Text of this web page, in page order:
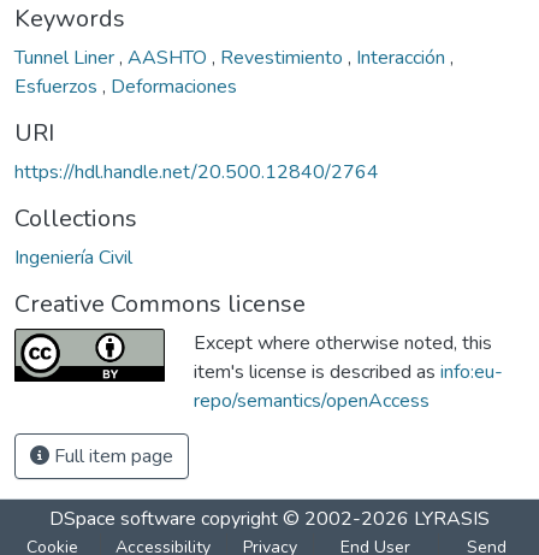
Keywords
Tunnel Liner, AASHTO , Revestimiento , Interacción ,
Esfuerzos , Deformaciones
URI
https://hdl.handle.net/20.500.12840/2764
Collections
Ingeniería Civil
Creative Commons license
Except where otherwise noted, this
item's license is described as info:eu-
repo/semantics/openAccess
Full item page
DSpace software copyright © 2002-2026 LYRASIS
Cookie Accessibility Privacy End User Send